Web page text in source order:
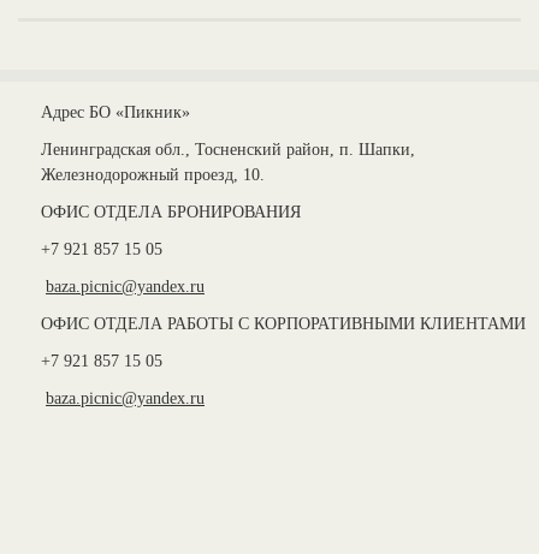
Адрес БО «Пикник»
Ленинградская обл., Тосненский район, п. Шапки,
Железнодорожный проезд, 10.
ОФИС ОТДЕЛА БРОНИРОВАНИЯ
+7 921 857 15 05
baza.picnic@yandex.ru
ОФИС ОТДЕЛА РАБОТЫ С КОРПОРАТИВНЫМИ КЛИЕНТАМИ
+7 921 857 15 05
baza.picnic@yandex.ru